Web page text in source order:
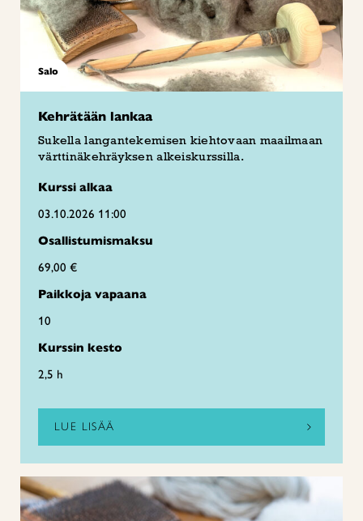
Salo
Kehrätään lankaa
Sukella langantekemisen kiehtovaan maailmaan
värttinäkehräyksen alkeiskurssilla.
Kurssi alkaa
03.10.2026 11:00
Osallistumismaksu
69,00 €
Paikkoja vapaana
10
Kurssin kesto
2,5 h
LUE LISÄÄ